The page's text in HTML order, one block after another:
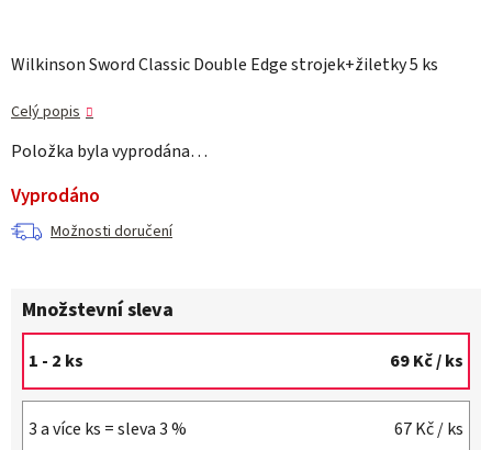
Wilkinson Sword Classic Double Edge strojek+žiletky 5 ks
Celý popis
Položka byla vyprodána…
Vyprodáno
Možnosti doručení
Množstevní sleva
1 - 2 ks 69 Kč/ ks
3 a více ks = sleva 3 % 67 Kč/ ks